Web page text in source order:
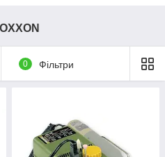
0 Фільтри